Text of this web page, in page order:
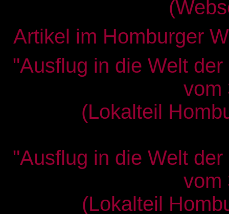
Artikel im Homburger
"Ausflug in die Welt
vom
(Lokalteil
"Ausflug in die Welt
vom
(Lokalteil